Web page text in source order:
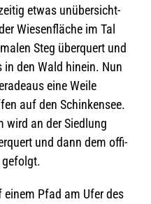
etwas unüber­sicht­
Wie­sen­flä­che im Tal
Steg über­quert und
in den Wald hin­ein. Nun
eine Weile
auf den Schin­ken­see.
wird an der Sied­lung
und dann dem offi­
gefolgt.
einem Pfad am Ufer des